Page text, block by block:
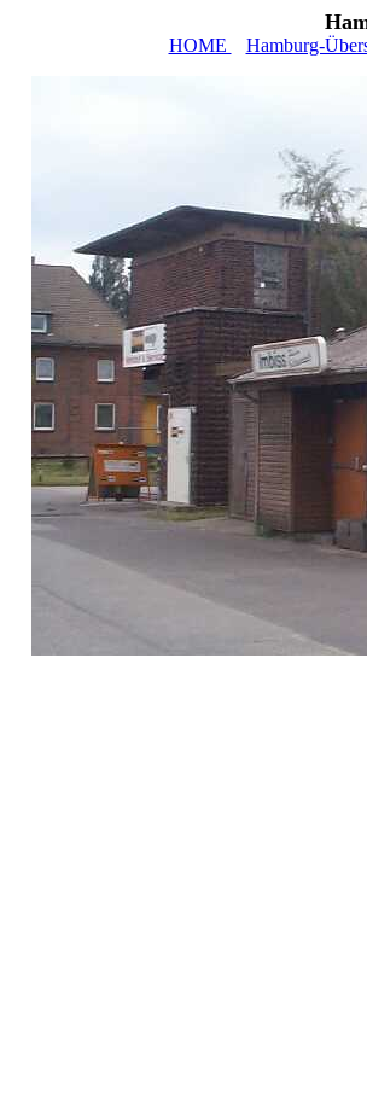
HOME Hamburg-